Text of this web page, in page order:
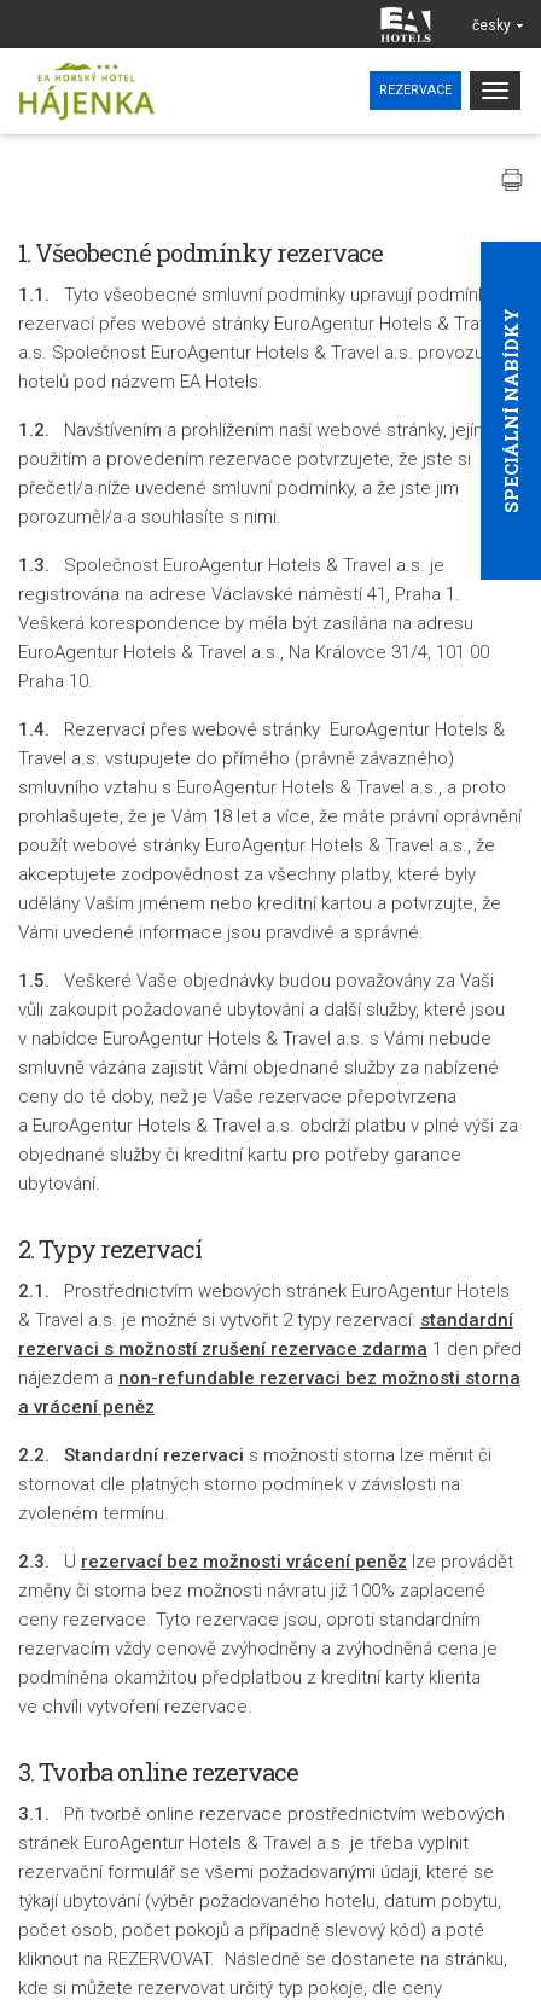
česky
REZERVACE
SPECIÁLNÍ NABÍDKY
1. Všeobecné podmínky rezervace
1.1. Tyto všeobecné smluvní podmínky upravují podmínky
rezervací přes webové stránky EuroAgentur Hotels & Travel
a.s. Společnost EuroAgentur Hotels & Travel a.s. provozuje síť
hotelů pod názvem EA Hotels.
1.2.
Navštívením a prohlížením naší webové stránky, jejím
použitím a provedením rezervace potvrzujete, že jste si
přečetl/a níže uvedené smluvní podmínky, a že jste jim
porozuměl/a a souhlasíte s nimi.
1.3. Společnost EuroAgentur Hotels & Travel a.s. je
registrována na adrese Václavské náměstí 41, Praha 1.
Veškerá korespondence by měla být zasílána na adresu
EuroAgentur Hotels & Travel a.s., Na Královce 31/4, 101 00
Praha 10.
1.4.
Rezervací přes webové stránky EuroAgentur Hotels &
Travel a.s. vstupujete do přímého (právně závazného)
smluvního vztahu s EuroAgentur Hotels & Travel a.s., a proto
prohlašujete, že je Vám 18 let a více, že máte právní oprávnění
použít webové stránky EuroAgentur Hotels & Travel a.s., že
akceptujete zodpovědnost za všechny platby, které byly
udělány Vaším jménem nebo kreditní kartou a potvrzujte, že
Vámi uvedené informace jsou pravdivé a správné.
1.5.
Veškeré Vaše objednávky budou považovány za Vaši
vůli zakoupit požadované ubytování a další služby, které jsou
v nabídce EuroAgentur Hotels & Travel a.s. s Vámi nebude
smluvně vázána zajistit Vámi objednané služby za nabízené
ceny do té doby, než je Vaše rezervace přepotvrzena
a EuroAgentur Hotels & Travel a.s. obdrží platbu v plné výši za
objednané služby či kreditní kartu pro potřeby garance
ubytování.
2. Typy rezervací
2.1.
Prostřednictvím webových stránek EuroAgentur Hotels
& Travel a.s. je možné si vytvořit 2 typy rezervací: standardní
rezervaci s možností zrušení rezervace zdarma 1 den před
nájezdem a non-refundable rezervaci bez možnosti storna
a vrácení peněz.
2.2. Standardní rezervaci s možností storna lze měnit či
stornovat dle platných storno podmínek v závislosti na
zvoleném termínu.
2.3. U rezervací bez možnosti vrácení peněz lze provádět
změny či storna bez možnosti návratu již 100% zaplacené
ceny rezervace. Tyto rezervace jsou, oproti standardním
rezervacím vždy cenově zvýhodněny a zvýhodněná cena je
podmíněna okamžitou předplatbou z kreditní karty klienta
ve chvíli vytvoření rezervace.
3. Tvorba online rezervace
3.1.
Při tvorbě online rezervace prostřednictvím webových
stránek EuroAgentur Hotels & Travel a.s. je třeba vyplnit
rezervační formulář se všemi požadovanými údaji, které se
týkají ubytování (výběr požadovaného hotelu, datum pobytu,
počet osob, počet pokojů a případně slevový kód) a poté
kliknout na REZERVOVAT. Následně se dostanete na stránku,
kde si můžete rezervovat určitý typ pokoje, dle ceny